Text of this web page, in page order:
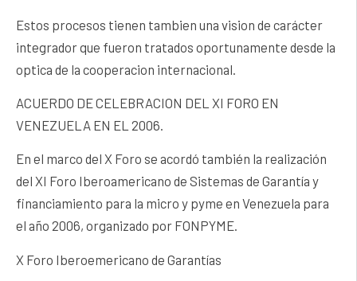
Estos procesos tienen tambien una vision de carácter
integrador que fueron tratados oportunamente desde la
optica de la cooperacion internacional.
ACUERDO DE CELEBRACION DEL XI FORO EN
VENEZUELA EN EL 2006.
En el marco del X Foro se acordó también la realización
del XI Foro Iberoamericano de Sistemas de Garantía y
financiamiento para la micro y pyme en Venezuela para
el año 2006, organizado por FONPYME.
X Foro Iberoemericano de Garantías